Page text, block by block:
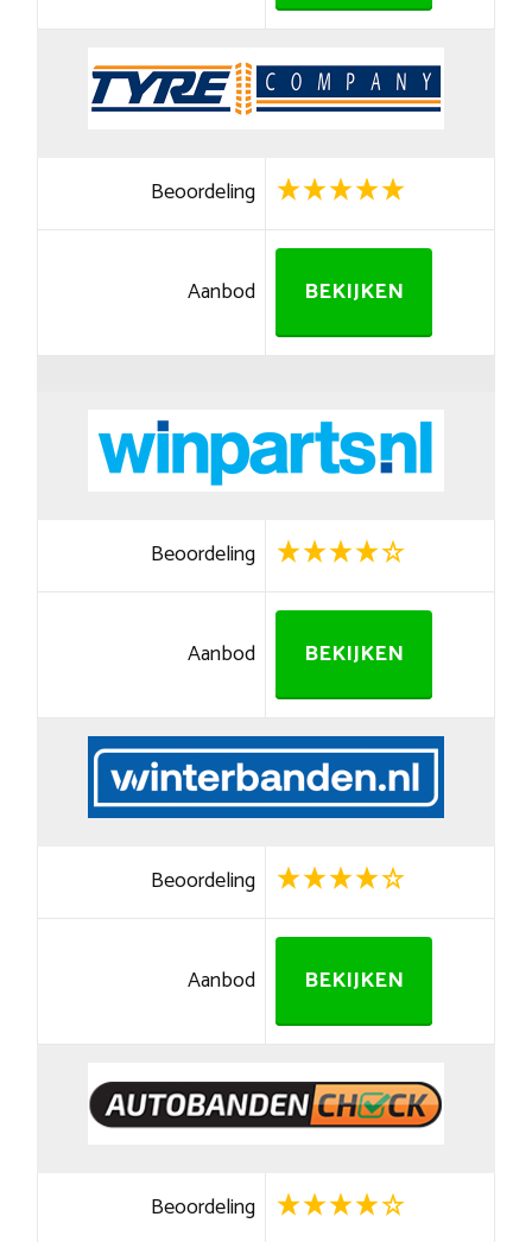
Beoordeling
Aanbod BEKIJKEN
Beoordeling
Aanbod BEKIJKEN
Beoordeling
Aanbod BEKIJKEN
Beoordeling